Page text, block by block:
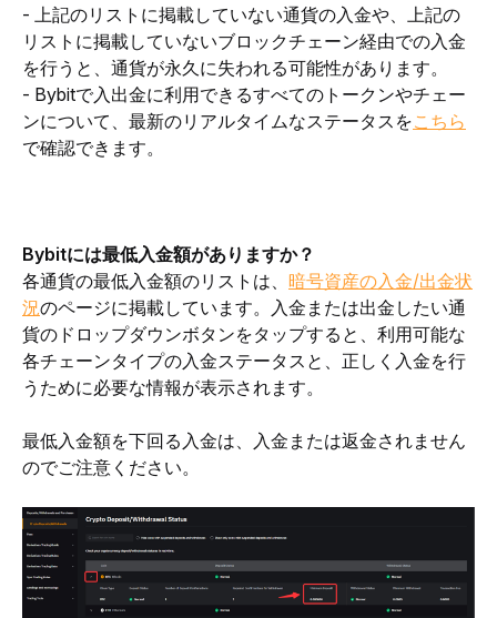
- 上記のリストに掲載していない通貨の入金や、上記の
リストに掲載していないブロックチェーン経由での入金
を行うと、通貨が永久に失われる可能性があります。
- Bybitで入出金に利用できるすべてのトークンやチェー
ンについて、最新のリアルタイムなステータスをこちら
で確認できます。
Bybitには最低入金額がありますか？
各通貨の最低入金額のリストは、 暗号資産の入金/出金状
況のページに掲載しています。入金または出金したい通
貨のドロップダウンボタンをタップすると、利用可能な
各チェーンタイプの入金ステータスと、正しく入金を行
うために必要な情報が表示されます。
最低入金額を下回る入金は、入金または返金されません
のでご注意ください。